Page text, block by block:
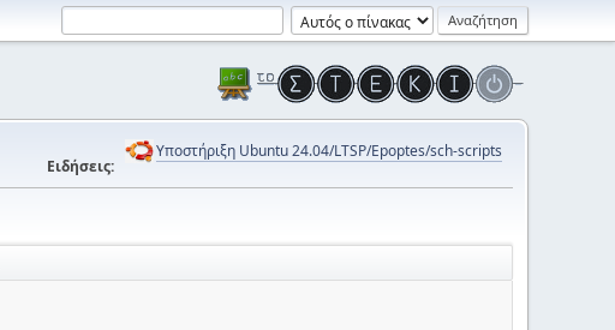
Ειδήσεις:
Υποστήριξη Ubuntu 24.04/LTSP/Epoptes/sch-scripts